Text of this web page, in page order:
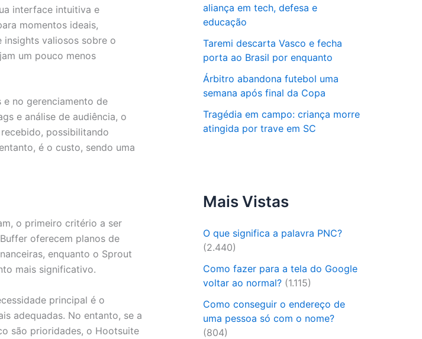
interface intuitiva e
momentos ideais,
insights valiosos sobre o
um pouco menos
no gerenciamento de
e análise de audiência, o
possibilitando
é o custo, sendo uma
o primeiro critério a ser
oferecem planos de
enquanto o Sprout
mais significativo.
principal é o
adequadas. No entanto, se a
são prioridades, o Hootsuite
aliança em tech, defesa e
educação
Taremi descarta Vasco e fecha
porta ao Brasil por enquanto
Árbitro abandona futebol uma
semana após final da Copa
Tragédia em campo: criança morre
atingida por trave em SC
Mais Vistas
O que significa a palavra PNC?
(2.440)
Como fazer para a tela do Google
voltar ao normal? (1.115)
Como conseguir o endereço de
uma pessoa só com o nome?
(804)